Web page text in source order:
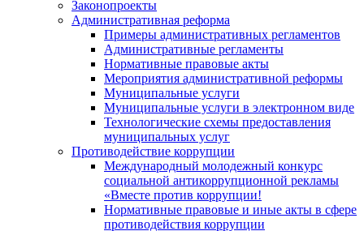
Законопроекты
Административная реформа
Примеры административных регламентов
Административные регламенты
Нормативные правовые акты
Мероприятия административной реформы
Муниципальные услуги
Муниципальные услуги в электронном виде
Технологические схемы предоставления
муниципальных услуг
Противодействие коррупции
Международный молодежный конкурс
социальной антикоррупционной рекламы
«Вместе против коррупции!
Нормативные правовые и иные акты в сфере
противодействия коррупции